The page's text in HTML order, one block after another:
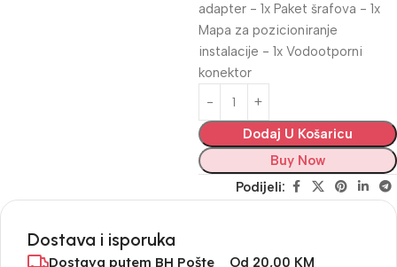
adapter - 1x Paket šrafova - 1x
Mapa za pozicioniranje
instalacije - 1x Vodootporni
konektor
Dodaj U Košaricu
Buy Now
Podijeli:
Dostava i isporuka
Dostava putem BH Pošte Od 20,00 KM